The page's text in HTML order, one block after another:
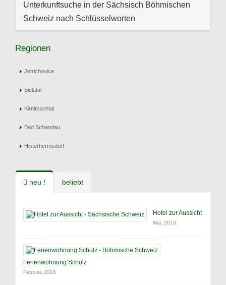
Unterkunftsuche in der Sächsisch Böhmischen
Schweiz nach Schlüsselworten
Regionen
Jetrichovice
Bielatal
Kirnitzschtal
Bad Schandau
Hinterhermsdorf
neu ! beliebt
Hotel zur Aussicht
Mai, 2016
Ferienwohnung Schulz
Februar, 2016